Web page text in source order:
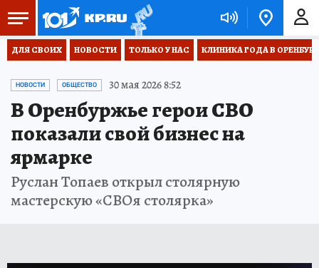
ДЛЯ СВОИХ НОВОСТИ ТОЛЬКО У НАС КЛИНИКА ГОДА В
НОВОСТИ ОБЩЕСТВО 30 мая 2026 8:52
В Оренбуржье герои СВО
показали свой бизнес на
ярмарке
Руслан Топаев открыл столярную
мастерскую «СВОя столярка»